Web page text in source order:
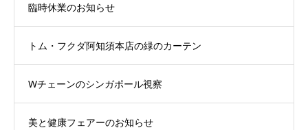
臨時休業のお知らせ
トム・フクダ阿知須本店の緑のカーテン
Wチェーンのシンガポール視察
美と健康フェアーのお知らせ